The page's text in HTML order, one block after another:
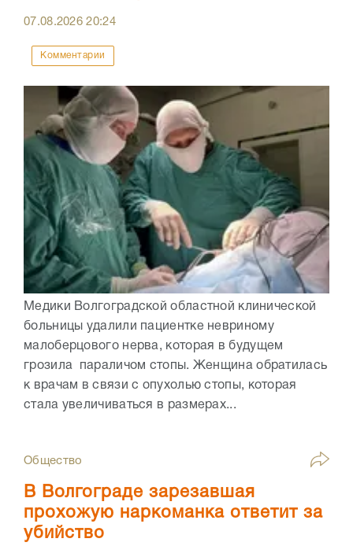
07.08.202620:24
Комментарии
Медики Волгоградской областной клинической
больницы удалили пациентке невриному
малоберцового нерва, которая в будущем
грозила параличом стопы. Женщина обратилась
к врачам в связи с опухолью стопы, которая
стала увеличиваться в размерах...
Общество
В Волгограде зарезавшая
прохожую наркоманка ответит за
убийство